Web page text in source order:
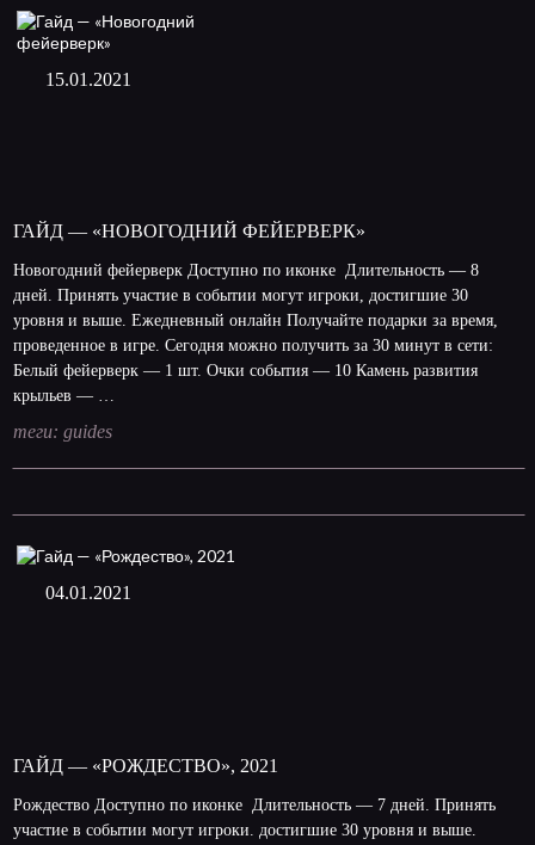
15.01.2021
ГАЙД — «НОВОГОДНИЙ ФЕЙЕРВЕРК»
Новогодний фейерверк Доступно по иконке Длительность — 8
дней. Принять участие в событии могут игроки, достигшие 30
уровня и выше. Ежедневный онлайн Получайте подарки за время,
проведенное в игре. Сегодня можно получить за 30 минут в сети:
Белый фейерверк — 1 шт. Очки события — 10 Камень развития
крыльев — …
теги: guides
04.01.2021
ГАЙД — «РОЖДЕСТВО», 2021
Рождество Доступно по иконке Длительность — 7 дней. Принять
участие в событии могут игроки. достигшие 30 уровня и выше.